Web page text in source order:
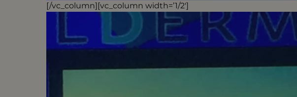
[/vc_column][vc_column width=’1/2′]